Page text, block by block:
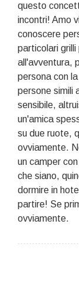
questo
incontri! Amo
conoscere
particolari
all'avventura,
persona con
persone simili
sensibile,
un'amica
su due ruote,
ovviamente.
un camper
che siano,
dormire in
partire! Se
ovviamente.